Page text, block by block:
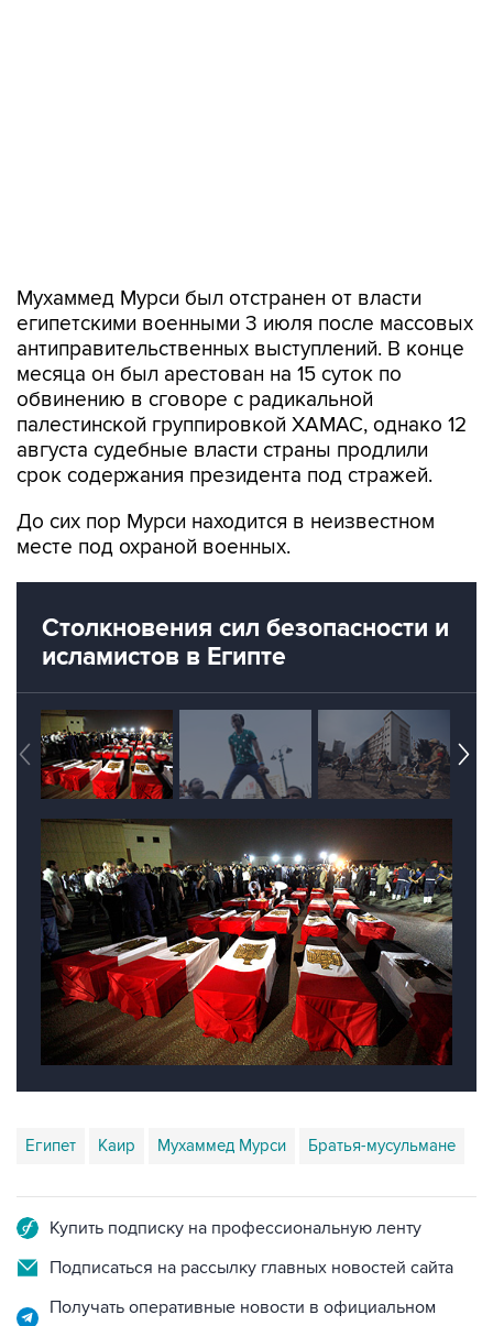
Мухаммед Мурси был отстранен от власти
египетскими военными 3 июля после массовых
антиправительственных выступлений. В конце
месяца он был арестован на 15 суток по
обвинению в сговоре с радикальной
палестинской группировкой ХАМАС, однако 12
августа судебные власти страны продлили
срок содержания президента под стражей.
До сих пор Мурси находится в неизвестном
месте под охраной военных.
Столкновения сил безопасности и
исламистов в Египте
Египет Каир Мухаммед Мурси Братья-мусульмане
Купить подписку на профессиональную ленту
Подписаться на рассылку главных новостей сайта
Получать оперативные новости в официальном